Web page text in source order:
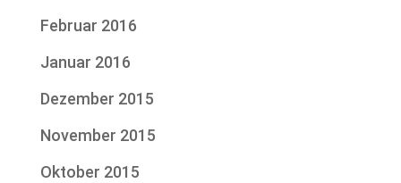
Februar 2016
Januar 2016
Dezember 2015
November 2015
Oktober 2015